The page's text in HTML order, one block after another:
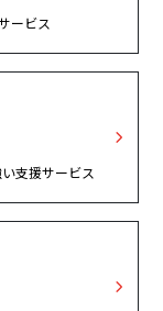
ービス
支援サービス